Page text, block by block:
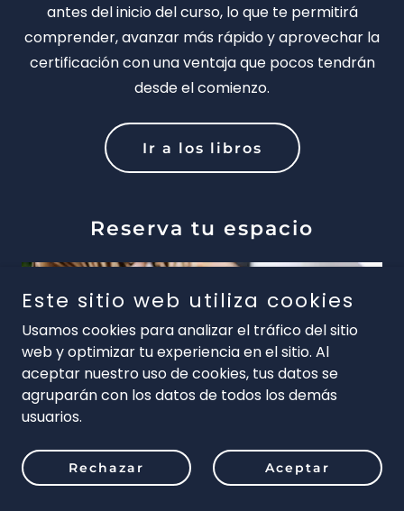
antes del inicio del curso, lo que te permitirá
comprender, avanzar más rápido y aprovechar la
certificación con una ventaja que pocos tendrán
desde el comienzo.
Ir a los libros
Reserva tu espacio
Preinscríbete sin costo y mantente informado del
Este sitio web utiliza cookies
Usamos cookies para analizar el tráfico del sitio
web y optimizar tu experiencia en el sitio. Al
aceptar nuestro uso de cookies, tus datos se
agruparán con los datos de todos los demás
usuarios.
Rechazar Aceptar